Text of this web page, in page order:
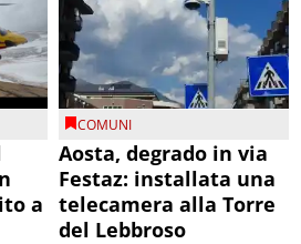
a
COMUNI
Aosta, degrado in via
Festaz: installata una
telecamera alla Torre
del Lebbroso